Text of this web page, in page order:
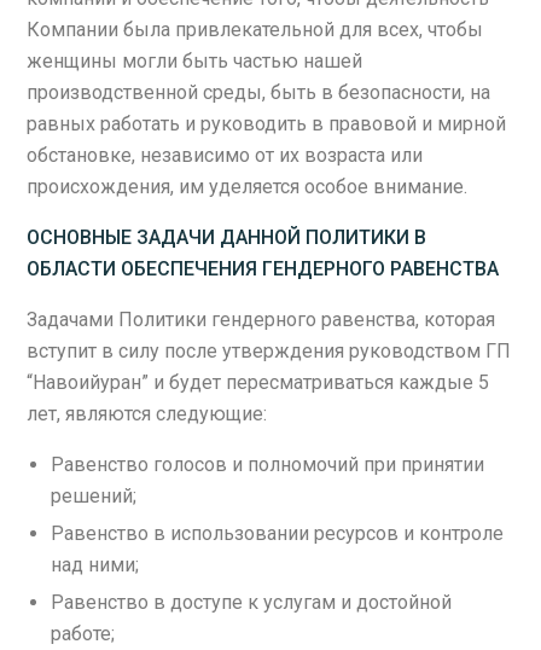
Компании была привлекательной для всех, чтобы
женщины могли быть частью нашей
производственной среды, быть в безопасности, на
равных работать и руководить в правовой и мирной
обстановке, независимо от их возраста или
происхождения, им уделяется особое внимание.
ОСНОВНЫЕ ЗАДАЧИ ДАННОЙ ПОЛИТИКИ В
ОБЛАСТИ ОБЕСПЕЧЕНИЯ ГЕНДЕРНОГО РАВЕНСТВА
Задачами Политики гендерного равенства, которая
вступит в силу после утверждения руководством ГП
“Навоийуран” и будет пересматриваться каждые 5
лет, являются следующие:
Равенство голосов и полномочий при принятии
решений;
Равенство в использовании ресурсов и контроле
над ними;
Равенство в доступе к услугам и достойной
работе;